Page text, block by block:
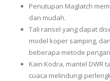
Penutupan Maglatch
dan mudah.
Tali ransel yang dapat
model koper samping,
beberapa metode
Kain Kodra, mantel DWR
cuaca melindungi